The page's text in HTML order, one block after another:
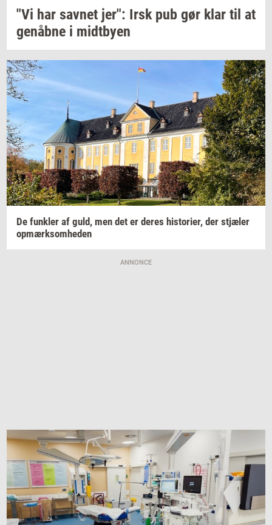
"Vi har sav­net jer": Irsk pub gør klar til at
genåb­ne i midt­by­en
De funk­ler af guld, men det er deres hi­sto­ri­er, der stjæ­ler
op­mærk­som­he­den
ANNONCE